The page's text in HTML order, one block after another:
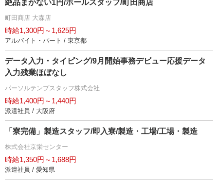
絶品まかない1円/ホールスタッフ/町田商店
町田商店 大森店
時給1,300円～1,625円
アルバイト・パート / 東京都
データ入力・タイピング/9月開始事務デビュー応援データ
入力残業ほぼなし
パーソルテンプスタッフ株式会社
時給1,400円～1,440円
派遣社員 / 大阪府
「寮完備」製造スタッフ/即入寮/製造・工場/工場・製造
株式会社京栄センター
時給1,350円～1,688円
派遣社員 / 愛知県